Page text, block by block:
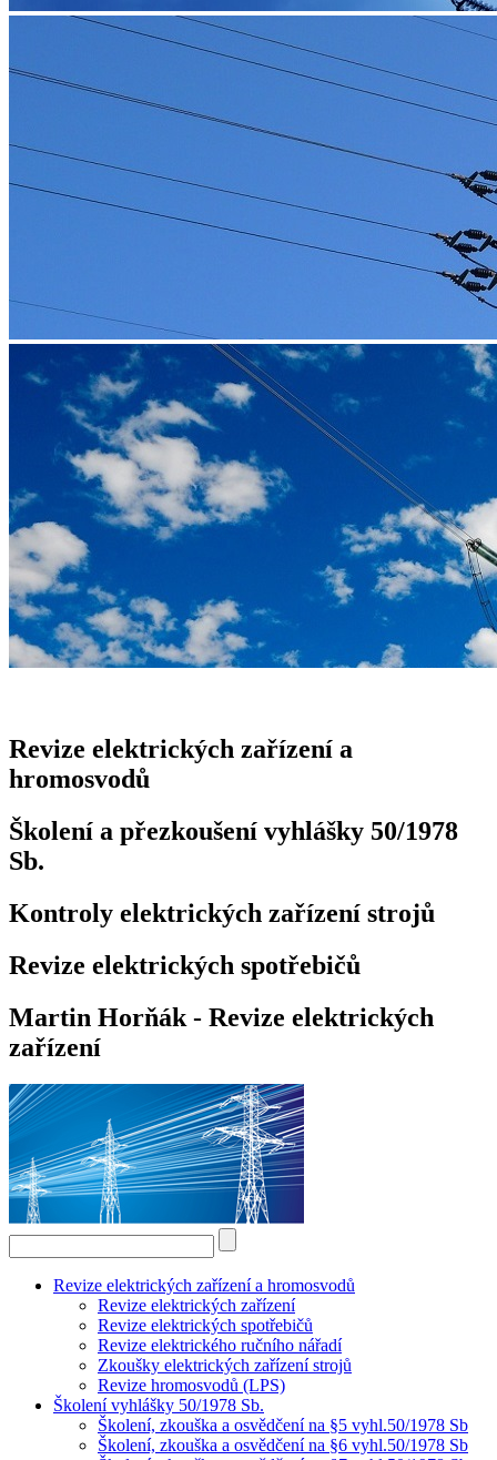
Revize elektrických zařízení a
hromosvodů
Školení a přezkoušení vyhlášky 50/1978
Sb.
Kontroly elektrických zařízení strojů
Revize elektrických spotřebičů
Martin Horňák - Revize elektrických
zařízení
Revize elektrických zařízení a hromosvodů
Revize elektrických zařízení
Revize elektrických spotřebičů
Revize elektrického ručního nářadí
Zkoušky elektrických zařízení strojů
Revize hromosvodů (LPS)
Školení vyhlášky 50/1978 Sb.
Školení, zkouška a osvědčení na §5 vyhl.50/1978 Sb
Školení, zkouška a osvědčení na §6 vyhl.50/1978 Sb